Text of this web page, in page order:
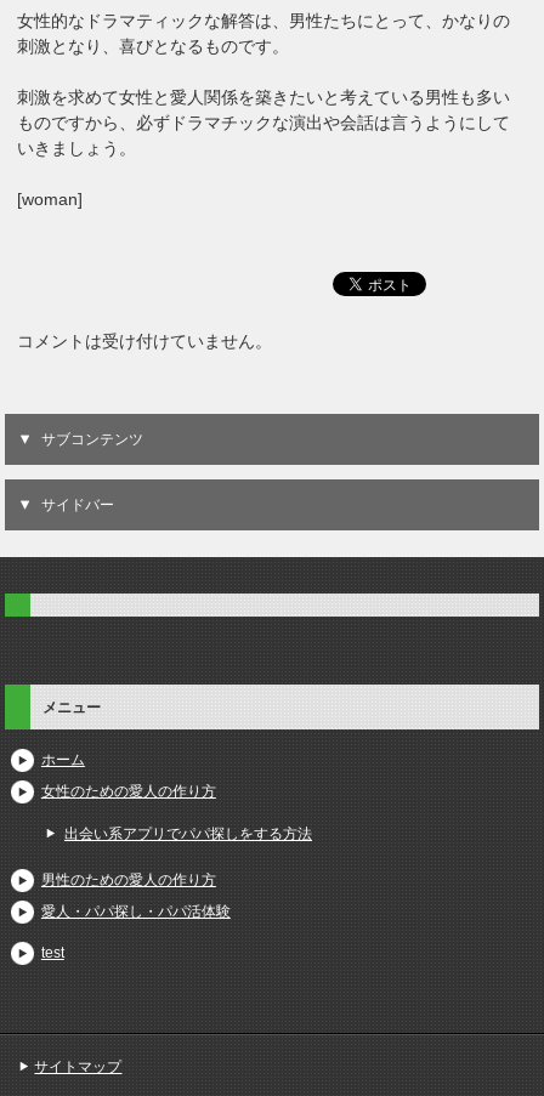
女性的なドラマティックな解答は、男性たちにとって、かなりの
刺激となり、喜びとなるものです。
刺激を求めて女性と愛人関係を築きたいと考えている男性も多い
ものですから、必ずドラマチックな演出や会話は言うようにして
いきましょう。
[woman]
コメントは受け付けていません。
サブコンテンツ
サイドバー
メニュー
ホーム
女性のための愛人の作り方
出会い系アプリでパパ探しをする方法
男性のための愛人の作り方
愛人・パパ探し・パパ活体験
test
サイトマップ